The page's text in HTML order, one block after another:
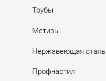
Трубы
Метизы
Нержавеющая сталь
Профнастил